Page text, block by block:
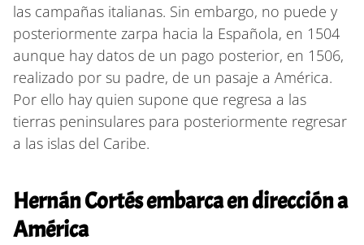
las campañas italianas. Sin embargo, no puede y
posteriormente zarpa hacia la Española, en 1504
aunque hay datos de un pago posterior, en 1506,
realizado por su padre, de un pasaje a América.
Por ello hay quien supone que regresa a las
tierras peninsulares para posteriormente regresar
a las islas del Caribe.
Hernán Cortés embarca en dirección a
América